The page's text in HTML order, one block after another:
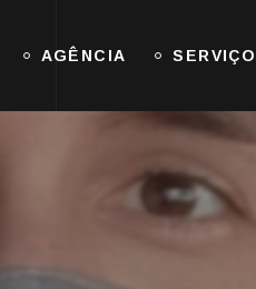
AGÊNCIA